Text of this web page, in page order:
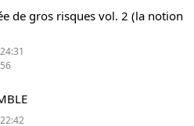
de gros risques vol. 2 (la notion